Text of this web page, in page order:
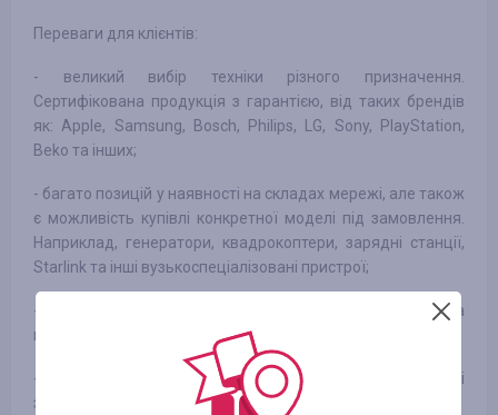
Переваги для клієнтів:
- великий вибір техніки різного призначення.
Сертифікована продукція з гарантією, від таких брендів
як: Apple, Samsung, Bosch, Philips, LG, Sony, PlayStation,
Beko та інших;
- багато позицій у наявності на складах мережі, але також
є можливість купівлі конкретної моделі під замовлення.
Наприклад, генератори, квадрокоптери, зарядні станції,
Starlink та інші вузькоспеціалізовані пристрої;
- доступні ціни, при цьому тільки високоякісна, перевірена
продукція;
- постійне оновлення товару в категорії Акції, приємні
знижки